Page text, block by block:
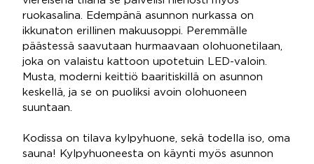
ruokasalina. Edempänä asunnon nurkassa on
ikkunaton erillinen makuusoppi. Peremmälle
päästessä saavutaan hurmaavaan olohuonetilaan,
joka on valaistu kattoon upotetuin LED-valoin.
Musta, moderni keittiö baaritiskillä on asunnon
keskellä, ja se on puoliksi avoin olohuoneen
suuntaan.
Kodissa on tilava kylpyhuone, sekä todella iso, oma
sauna! Kylpyhuoneesta on käynti myös asunnon